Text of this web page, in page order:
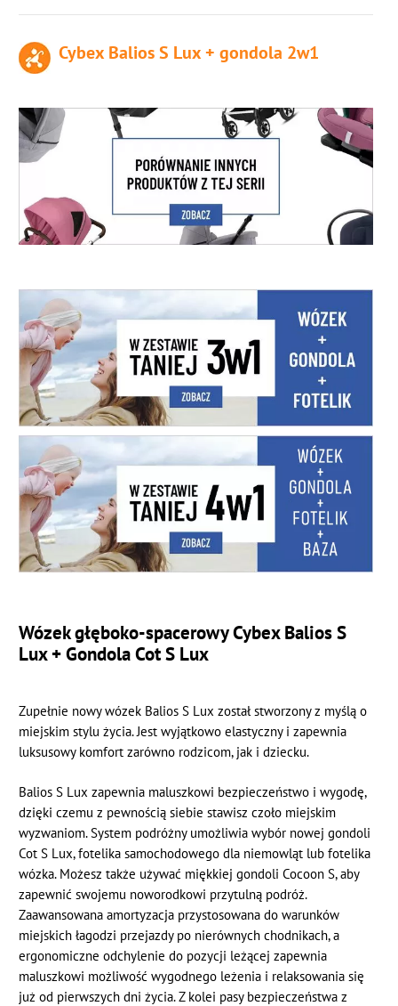
Cybex Balios S Lux + gondola 2w1
Wózek głęboko-spacerowy Cybex Balios S
Lux + Gondola Cot S Lux
Zupełnie nowy wózek Balios S Lux został stworzony z myślą o
miejskim stylu życia. Jest wyjątkowo elastyczny i zapewnia
luksusowy komfort zarówno rodzicom, jak i dziecku.
Balios S Lux zapewnia maluszkowi bezpieczeństwo i wygodę,
dzięki czemu z pewnością siebie stawisz czoło miejskim
wyzwaniom. System podróżny umożliwia wybór nowej gondoli
Cot S Lux, fotelika samochodowego dla niemowląt lub fotelika
wózka. Możesz także używać miękkiej gondoli Cocoon S, aby
zapewnić swojemu noworodkowi przytulną podróż.
Zaawansowana amortyzacja przystosowana do warunków
miejskich łagodzi przejazdy po nierównych chodnikach, a
ergonomiczne odchylenie do pozycji leżącej zapewnia
maluszkowi możliwość wygodnego leżenia i relaksowania się
już od pierwszych dni życia. Z kolei pasy bezpieczeństwa z